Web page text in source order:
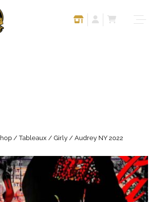
/ Tableaux / Girly / Audrey NY 2022